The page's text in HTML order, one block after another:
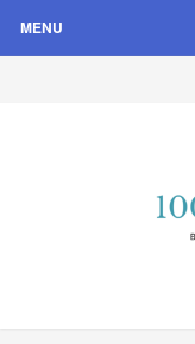
MENU
Quote Hari